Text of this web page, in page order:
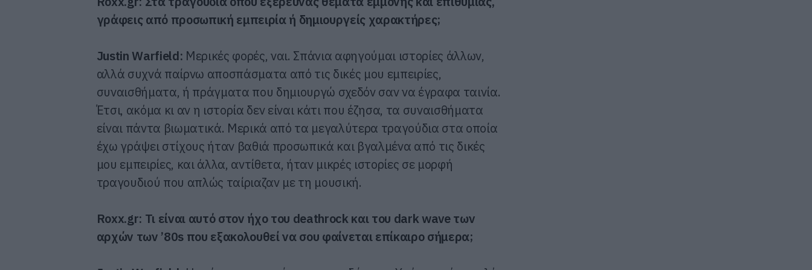
γράφεις από προσωπική εμπειρία ή δημιουργείς χαρακτήρες;
Justin Warfield: Μερικές φορές, ναι. Σπάνια αφηγούμαι ιστορίες άλλων,
αλλά συχνά παίρνω αποσπάσματα από τις δικές μου εμπειρίες,
συναισθήματα, ή πράγματα που δημιουργώ σχεδόν σαν να έγραφα ταινία.
Έτσι, ακόμα κι αν η ιστορία δεν είναι κάτι που έζησα, τα συναισθήματα
είναι πάντα βιωματικά. Μερικά από τα μεγαλύτερα τραγούδια στα οποία
έχω γράψει στίχους ήταν βαθιά προσωπικά και βγαλμένα από τις δικές
μου εμπειρίες, και άλλα, αντίθετα, ήταν μικρές ιστορίες σε μορφή
τραγουδιού που απλώς ταίριαζαν με τη μουσική.
Roxx.gr: Τι είναι αυτό στον ήχο του deathrockκαι του darkwaveτων
αρχών των ’80sπου εξακολουθεί να σου φαίνεται επίκαιρο σήμερα;